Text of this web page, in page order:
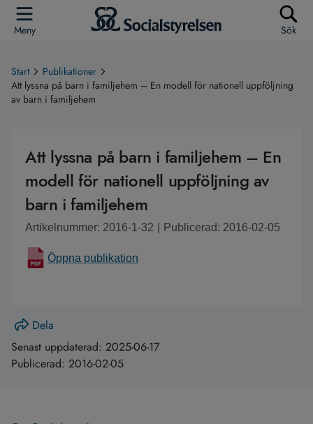
Meny Sök
Start
Publikationer
Att lyssna på barn i familjehem – En modell för nationell uppföljning
av barn i familjehem
Att lyssna på barn i familjehem – En
modell för nationell uppföljning av
barn i familjehem
Artikelnummer: 2016-1-32 Publicerad: 2016-02-05
Öppna publikation
Dela
Senast uppdaterad: 2025-06-17
Publicerad: 2016-02-05